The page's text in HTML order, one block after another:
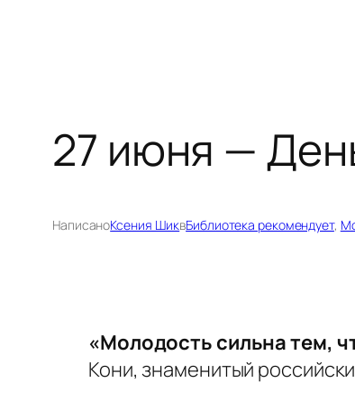
27 июня —
НаписаноКсения ШиквБиблиотека рекомендует,
«Молодость сильна тем,
Кони, знаменитый